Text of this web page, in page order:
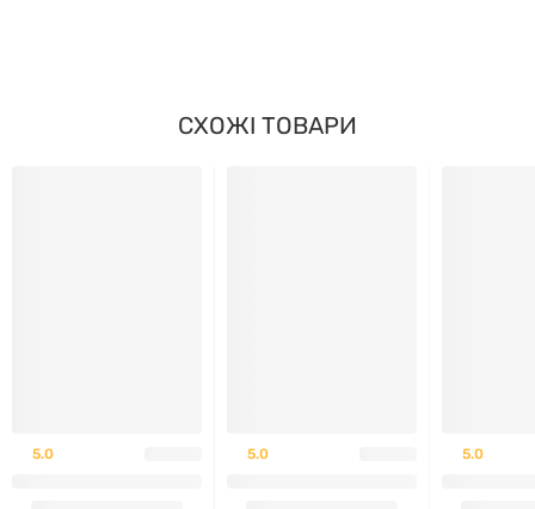
СХОЖІ ТОВАРИ
5.0 5.0 5.0